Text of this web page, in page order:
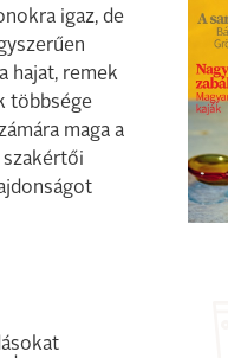
igaz, de
hajat, remek
többsége
maga a
szakértői